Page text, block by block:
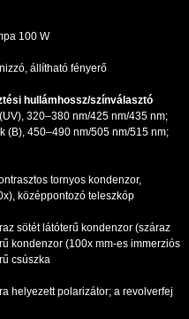
100 W
állítható fényerő
hullámhossz/színválasztó
320–380 nm/425 nm/435 nm;
(B), 450–490 nm/505 nm/515 nm;
tornyos kondenzor,
középpontozó teleszkóp
sötét látóterű kondenzor (száraz
kondenzor (100x mm-es immerziós
csúszka
helyezett polarizátor; a revolverfej